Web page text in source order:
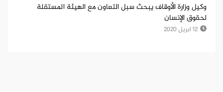
وكيل وزارة الأوقاف يبحث سبل التعاون مع الهيئة المستقلة
لحقوق الإنسان
12 ابريل 2020